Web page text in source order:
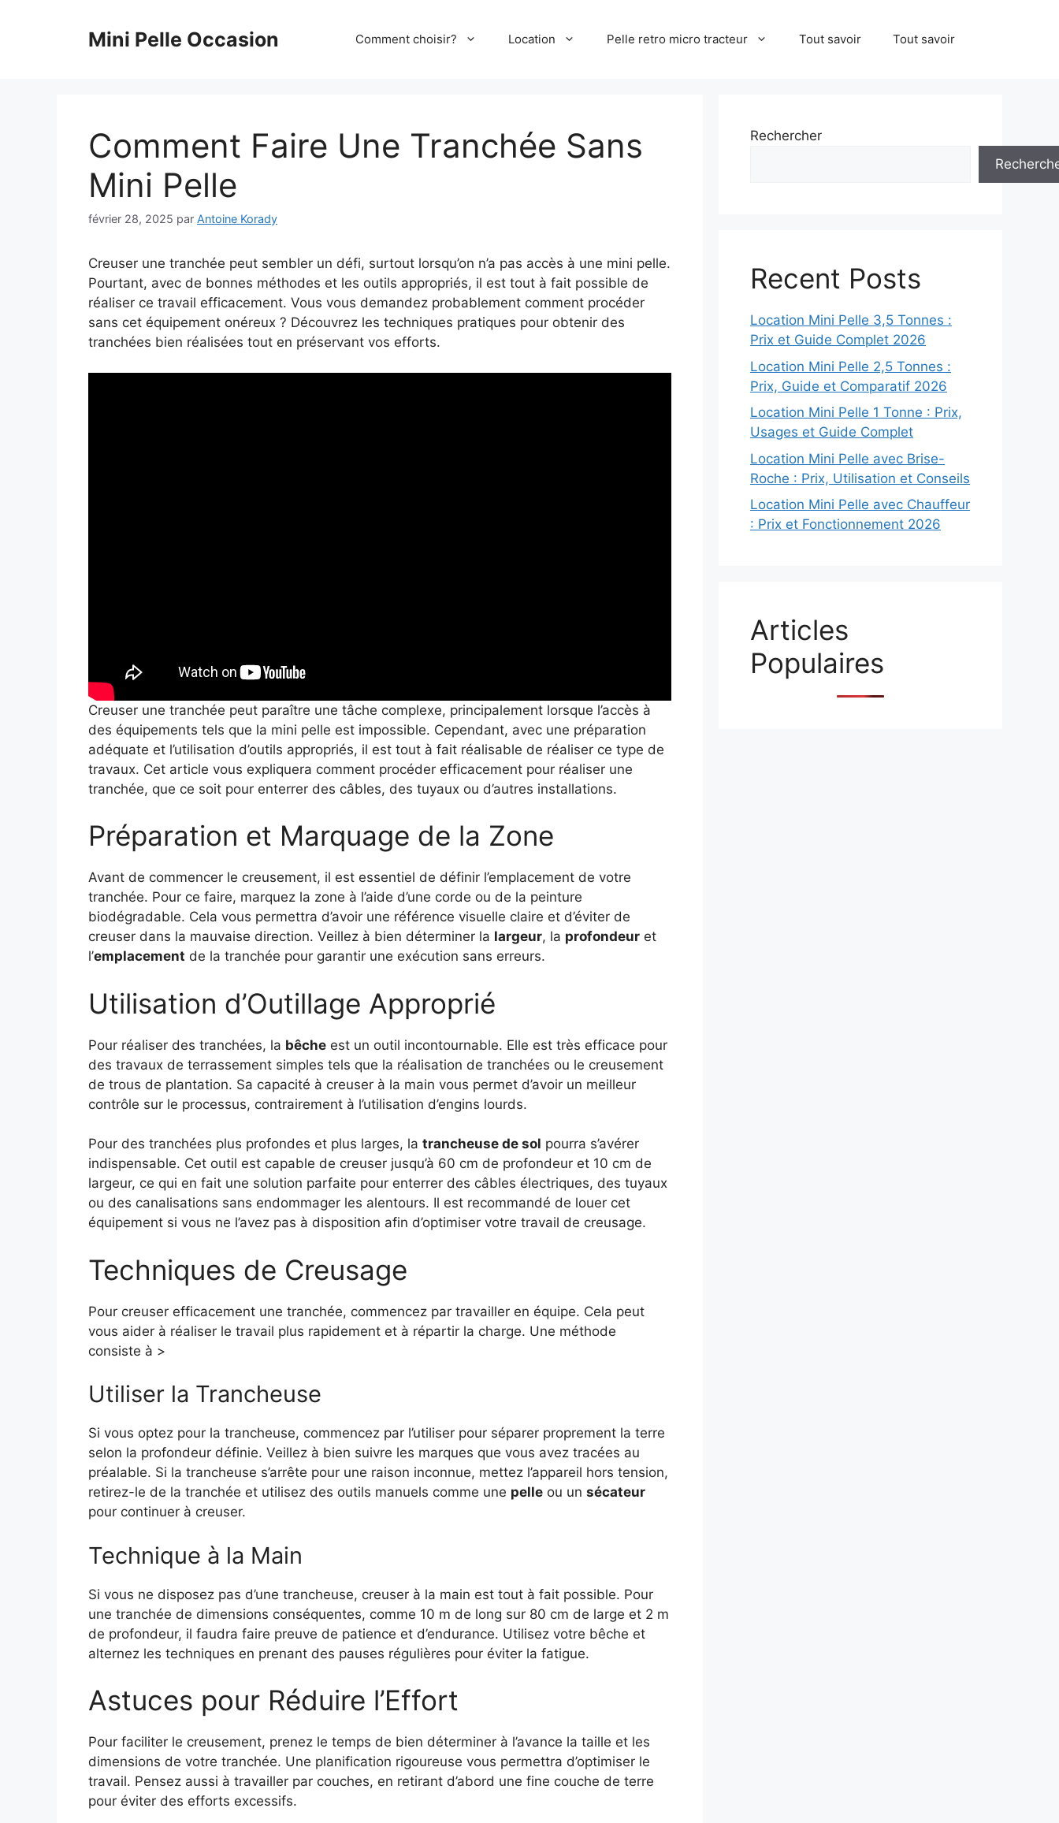
Mini Pelle Occasion Comment choisir? Location Pelle retro micro tracteur Tout savoir Tout savoir
Comment Faire Une Tranchée Sans
Mini Pelle
février 28, 2025 par Antoine Korady
Creuser une tranchée peut sembler un défi, surtout lorsqu’on n’a pas accès à une mini pelle.
Pourtant, avec de bonnes méthodes et les outils appropriés, il est tout à fait possible de
réaliser ce travail efficacement. Vous vous demandez probablement comment procéder
sans cet équipement onéreux ? Découvrez les techniques pratiques pour obtenir des
tranchées bien réalisées tout en préservant vos efforts.
Creuser une tranchée peut paraître une tâche complexe, principalement lorsque l’accès à
des équipements tels que la mini pelle est impossible. Cependant, avec une préparation
adéquate et l’utilisation d’outils appropriés, il est tout à fait réalisable de réaliser ce type de
travaux. Cet article vous expliquera comment procéder efficacement pour réaliser une
tranchée, que ce soit pour enterrer des câbles, des tuyaux ou d’autres installations.
Préparation et Marquage de la Zone
Avant de commencer le creusement, il est essentiel de définir l’emplacement de votre
tranchée. Pour ce faire, marquez la zone à l’aide d’une corde ou de la peinture
biodégradable. Cela vous permettra d’avoir une référence visuelle claire et d’éviter de
creuser dans la mauvaise direction. Veillez à bien déterminer la largeur, la profondeur et
l’emplacement de la tranchée pour garantir une exécution sans erreurs.
Utilisation d’Outillage Approprié
Pour réaliser des tranchées, la bêche est un outil incontournable. Elle est très efficace pour
des travaux de terrassement simples tels que la réalisation de tranchées ou le creusement
de trous de plantation. Sa capacité à creuser à la main vous permet d’avoir un meilleur
contrôle sur le processus, contrairement à l’utilisation d’engins lourds.
Pour des tranchées plus profondes et plus larges, la trancheuse de sol pourra s’avérer
indispensable. Cet outil est capable de creuser jusqu’à 60 cm de profondeur et 10 cm de
largeur, ce qui en fait une solution parfaite pour enterrer des câbles électriques, des tuyaux
ou des canalisations sans endommager les alentours. Il est recommandé de louer cet
équipement si vous ne l’avez pas à disposition afin d’optimiser votre travail de creusage.
Techniques de Creusage
Pour creuser efficacement une tranchée, commencez par travailler en équipe. Cela peut
vous aider à réaliser le travail plus rapidement et à répartir la charge. Une méthode
consiste à >
Utiliser la Trancheuse
Si vous optez pour la trancheuse, commencez par l’utiliser pour séparer proprement la terre
selon la profondeur définie. Veillez à bien suivre les marques que vous avez tracées au
préalable. Si la trancheuse s’arrête pour une raison inconnue, mettez l’appareil hors tension,
retirez-le de la tranchée et utilisez des outils manuels comme une pelle ou un sécateur
pour continuer à creuser.
Technique à la Main
Si vous ne disposez pas d’une trancheuse, creuser à la main est tout à fait possible. Pour
une tranchée de dimensions conséquentes, comme 10 m de long sur 80 cm de large et 2 m
de profondeur, il faudra faire preuve de patience et d’endurance. Utilisez votre bêche et
alternez les techniques en prenant des pauses régulières pour éviter la fatigue.
Astuces pour Réduire l’Effort
Pour faciliter le creusement, prenez le temps de bien déterminer à l’avance la taille et les
dimensions de votre tranchée. Une planification rigoureuse vous permettra d’optimiser le
travail. Pensez aussi à travailler par couches, en retirant d’abord une fine couche de terre
pour éviter des efforts excessifs.
Rechercher
Recent Posts
Location Mini Pelle 3,5 Tonnes :
Prix et Guide Complet 2026
Location Mini Pelle 2,5 Tonnes :
Prix, Guide et Comparatif 2026
Location Mini Pelle 1 Tonne : Prix,
Usages et Guide Complet
Location Mini Pelle avec Brise-
Roche : Prix, Utilisation et Conseils
Location Mini Pelle avec Chauffeur
: Prix et Fonctionnement 2026
Articles
Populaires